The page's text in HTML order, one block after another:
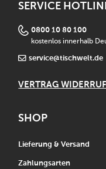
SERVICE
0800 10 80 100
kostenlos innerhalb
service@tischwelt.de
VERTRAG
SHOP
Lieferung & Versand
Zahlungsarten